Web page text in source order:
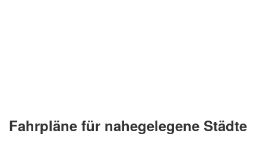
Fahrpläne für nahegelegene Städte